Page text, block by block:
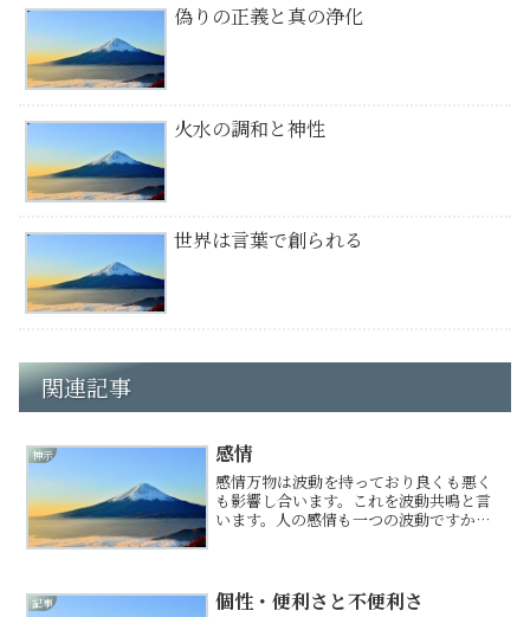
偽りの正義と真の浄化
火水の調和と神性
世界は言葉で創られる
関連記事
神示 感情
感情万物は波動を持っており良くも悪く
も影響し合います。これを波動共鳴と言
います。人の感情も一つの波動ですか
す。人にはそもそも喜怒哀楽...
記事 個性・便利さと不便利さ